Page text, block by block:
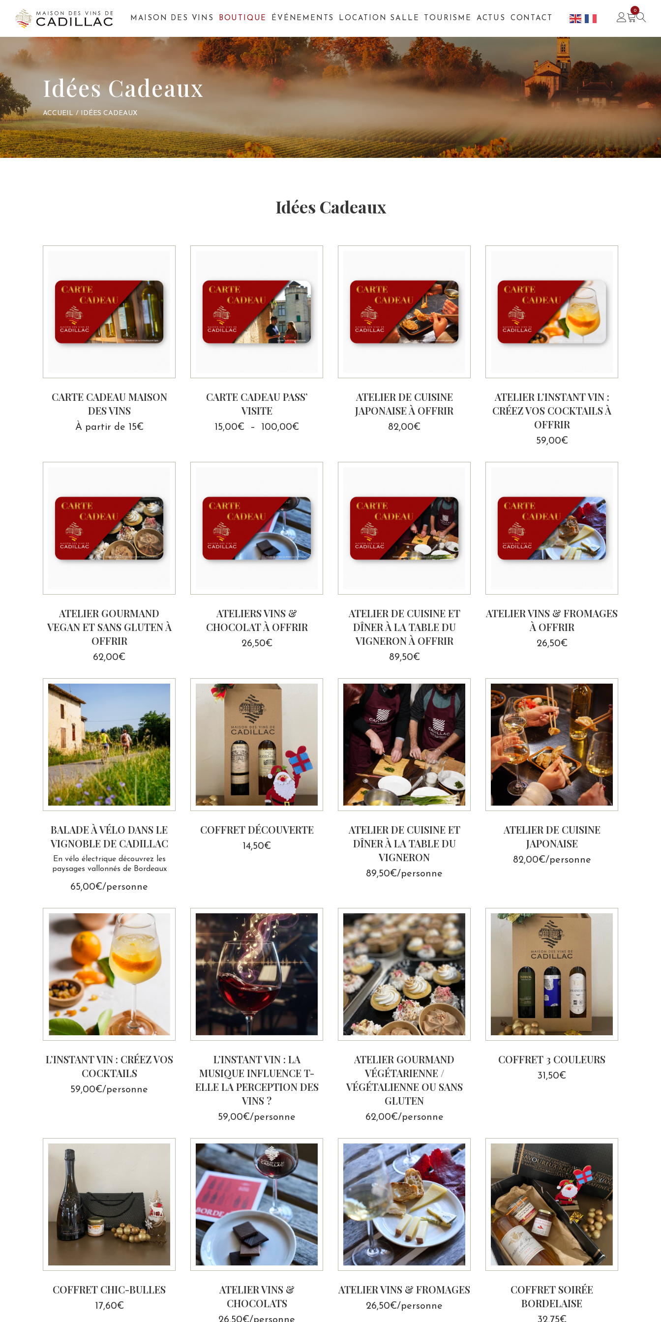
MAISON DES VINS BOUTIQUE ÉVÉNEMENTS LOCATION SALLE TOURISME ACTUS CONTACT
0
Idées Cadeaux
ACCUEIL / IDÉES CADEAUX
Idées Cadeaux
CARTE CADEAU MAISON
DES VINS
À partir de 15€
CARTE CADEAU PASS’
VISITE
15,00€ – 100,00€
15,00€
ATELIER DE CUISINE
JAPONAISE À OFFRIR
82,00€
ATELIER L’INSTANT VIN :
CRÉEZ VOS COCKTAILS À
OFFRIR
59,00€
ATELIER GOURMAND
VEGAN ET SANS GLUTEN À
OFFRIR
62,00€
ATELIERS VINS &
CHOCOLAT À OFFRIR
26,50€
ATELIER DE CUISINE ET
DÎNER À LA TABLE DU
VIGNERON À OFFRIR
89,50€
ATELIER VINS & FROMAGES
À OFFRIR
26,50€
BALADE À VÉLO DANS LE
VIGNOBLE DE CADILLAC
En vélo électrique découvrez les
paysages vallonnés de Bordeaux
65,00€/personne
COFFRET DÉCOUVERTE
14,50€
ATELIER DE CUISINE ET
DÎNER À LA TABLE DU
VIGNERON
89,50€/personne
ATELIER DE CUISINE
JAPONAISE
82,00€/personne
L’INSTANT VIN : CRÉEZ VOS
COCKTAILS
59,00€/personne
L’INSTANT VIN : LA
MUSIQUE INFLUENCE T-
ELLE LA PERCEPTION DES
VINS ?
59,00€/personne
ATELIER GOURMAND
VÉGÉTARIENNE /
VÉGÉTALIENNE OU SANS
GLUTEN
62,00€/personne
COFFRET 3 COULEURS
31,50€
COFFRET CHIC-BULLES
17,60€
ATELIER VINS &
CHOCOLATS
ATELIER VINS & FROMAGES
26,50€/personne
COFFRET SOIRÉE
BORDELAISE